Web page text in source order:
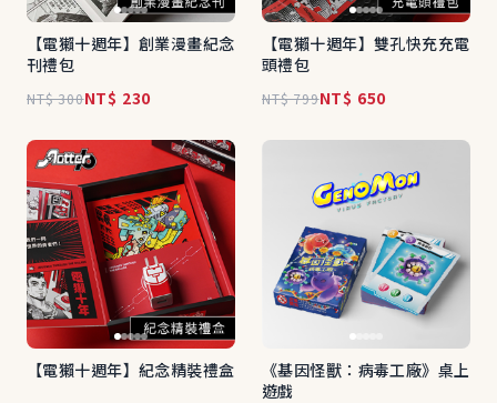
【電獺十週年】創業漫畫紀念
刊禮包
NT$ 300NT$ 230
【電獺十週年】雙孔快充充電
頭禮包
NT$ 799NT$ 650
【電獺十週年】紀念精裝禮盒
《基因怪獸：病毒工廠》桌上
遊戲